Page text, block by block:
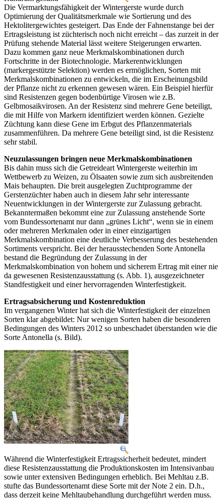
Die Vermarktungsfähigkeit der Wintergerste wurde durch
Optimierung der Qualitätsmerkmale wie Sortierung und des
Hektolitergewichtes gesteigert. Das Ende der Fahnenstange bei der
Ertragsleistung ist züchterisch noch nicht erreicht – das zurzeit in der
Prüfung stehende Material lässt weitere Steigerungen erwarten.
Dazu kommen ganz neue Merkmalskombinationen durch
Fortschritte in der Biotechnologie. Markerentwicklungen
(markergestützte Selektion) werden es ermöglichen, Sorten mit
Merkmalskombinationen zu entwickeln, die im Erscheinungsbild
der Pflanze nicht zu erkennen gewesen wären. Ein Beispiel hierfür
sind Resistenzen gegen bodenbürtige Virosen wie z.B.
Gelbmosaikvirosen. An der Resistenz sind mehrere Gene beteiligt,
die mit Hilfe von Markern identifiziert werden können. Gezielte
Züchtung kann diese Gene im Erbgut des Pflanzenmaterials
zusammenführen. Da mehrere Gene beteiligt sind, ist die Resistenz
sehr stabil.
Neuzulassungen bringen neue Merkmalskombinationen
Bis dahin muss sich die Getreideart Wintergerste weiterhin im
Wettbewerb zu Weizen, zu Ölsaaten sowie zum sich ausbreitenden
Mais behaupten. Die breit ausgelegten Zuchtprogramme der
Gerstenzüchter haben auch in diesem Jahr sehr interessante
Neuentwicklungen in der Wintergerste zur Zulassung gebracht.
Bekanntermaßen bekommt eine zur Zulassung anstehende Sorte
vom Bundessortenamt nur dann „grünes Licht“, wenn sie in einem
oder mehreren Merkmalen oder in einer einzigartigen
Merkmalskombination eine deutliche Verbesserung des bestehenden
Sortiments verspricht. Bei der herausstechenden Sorte Antonella
bestand die Begründung der Zulassung in der
Merkmalskombination von hohem und sicherem Ertrag mit einer nie
da gewesenen Resistenzausstattung (s. Abb. 1), ausgezeichneter
Standfestigkeit und einer hervorragenden Winterfestigkeit.
Ertragsabsicherung und Kostenreduktion
Im vergangenen Winter hat sich die Winterfestigkeit der einzelnen
Sorten klar abgebildet: Nur wenigen Sorten haben die besonderen
Bedingungen des Winters 2012 so unbeschadet überstanden wie die
Sorte Antonella (s. Bild).
Während die Winterfestigkeit Ertragssicherheit bedeutet, mindert
diese Resistenzausstattung die Produktionskosten im Intensivanbau
sowie unter extensiven Bedingungen erheblich. Bei Mehltau z.B.
stufte das Bundessortenamt diese Sorte mit der Note 2 ein. D.h.,
dass derzeit keine Mehltaubehandlung durchgeführt werden muss.